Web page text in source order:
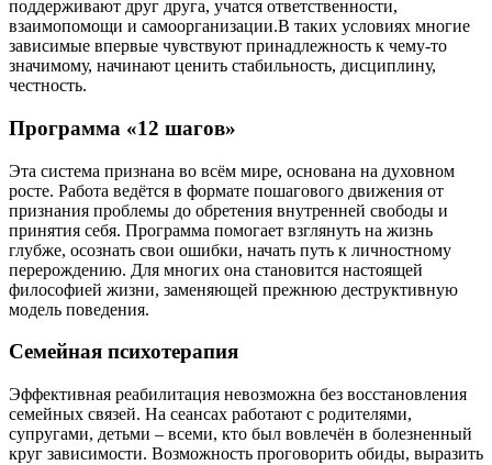
поддерживают друг друга, учатся ответственности,
взаимопомощи и самоорганизации.В таких условиях многие
зависимые впервые чувствуют принадлежность к чему-то
значимому, начинают ценить стабильность, дисциплину,
честность.
Программа «12 шагов»
Эта система признана во всём мире, основана на духовном
росте. Работа ведётся в формате пошагового движения от
признания проблемы до обретения внутренней свободы и
принятия себя. Программа помогает взглянуть на жизнь
глубже, осознать свои ошибки, начать путь к личностному
перерождению. Для многих она становится настоящей
философией жизни, заменяющей прежнюю деструктивную
модель поведения.
Семейная психотерапия
Эффективная реабилитация невозможна без восстановления
семейных связей. На сеансах работают с родителями,
супругами, детьми – всеми, кто был вовлечён в болезненный
круг зависимости. Возможность проговорить обиды, выразить